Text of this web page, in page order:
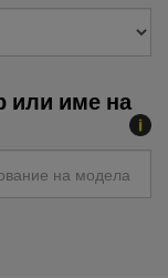
или име на